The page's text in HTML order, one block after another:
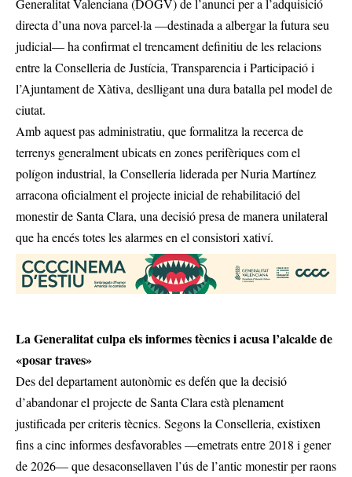
Generalitat Valenciana (DOGV) de l’anunci per a l’adquisició
directa d’una nova parcel·la —destinada a albergar la futura seu
judicial— ha confirmat el trencament definitiu de les relacions
entre la Conselleria de Justícia, Transparencia i Participació i
l’Ajuntament de Xàtiva, deslligant una dura batalla pel model de
ciutat.
Amb aquest pas administratiu, que formalitza la recerca de
terrenys generalment ubicats en zones perifèriques com el
polígon industrial, la Conselleria liderada per Nuria Martínez
arracona oficialment el projecte inicial de rehabilitació del
monestir de Santa Clara, una decisió presa de manera unilateral
que ha encés totes les alarmes en el consistori xativí.
La Generalitat culpa els informes tècnics i acusa l’alcalde de
«posar traves»
Des del departament autonòmic es defén que la decisió
d’abandonar el projecte de Santa Clara està plenament
justificada per criteris tècnics. Segons la Conselleria, existixen
fins a cinc informes desfavorables —emetrats entre 2018 i gener
de 2026— que desaconsellaven l’ús de l’antic monestir per raons